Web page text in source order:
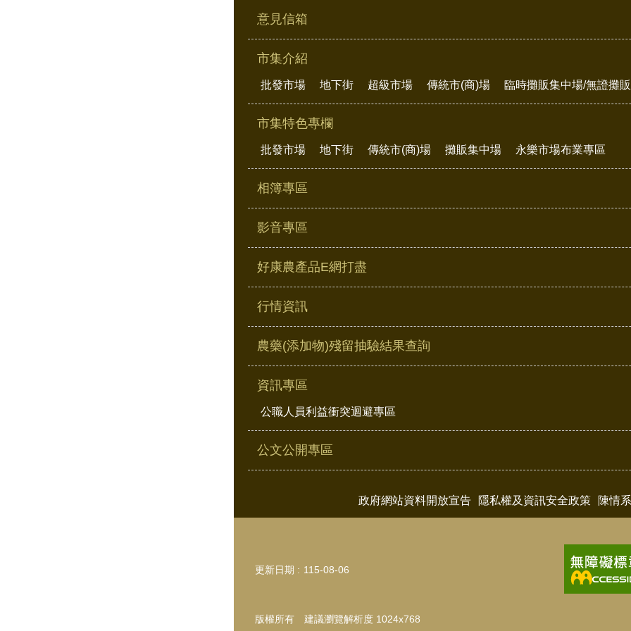
意見信箱
市集介紹
批發市場 地下街 超級市場 傳統市(商)場 臨時攤販集中場/無證攤
市集特色專欄
批發市場 地下街 傳統市(商)場 攤販集中場 永樂市場布業專區
相簿專區
影音專區
好康農產品E網打盡
行情資訊
農藥(添加物)殘留抽驗結果查詢
資訊專區
公職人員利益衝突迴避專區
公文公開專區
政府網站資料開放宣告 隱私權及資訊安全政策 陳情
更新日期 115-08-06
版權所有 建議瀏覽解析度 1024x768